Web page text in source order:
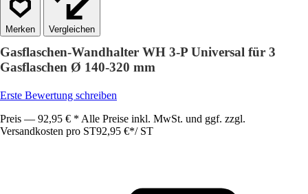
Vergleichen
Gasflaschen-Wandhalter WH 3-P Universal für 3
Gasflaschen Ø 140-320 mm
Erste Bewertung schreiben
Preis — 92,95 € * Alle Preise inkl. MwSt. und ggf. zzgl.
Versandkosten pro ST92,95 €*/ ST